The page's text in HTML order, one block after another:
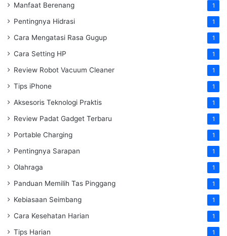
Manfaat Berenang 1
Pentingnya Hidrasi 1
Cara Mengatasi Rasa Gugup 1
Cara Setting HP 1
Review Robot Vacuum Cleaner 1
Tips iPhone 1
Aksesoris Teknologi Praktis 1
Review Padat Gadget Terbaru 1
Portable Charging 1
Pentingnya Sarapan 1
Olahraga 1
Panduan Memilih Tas Pinggang 1
Kebiasaan Seimbang 1
Cara Kesehatan Harian 1
Tips Harian 1